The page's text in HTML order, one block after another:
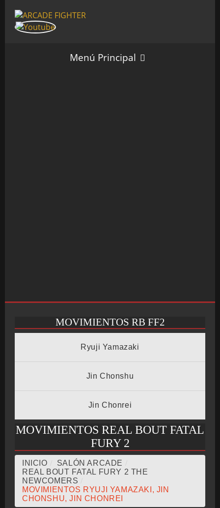
Menú Principal
INICIO
SALÓN ARCADE
GALERÍAS
CRONOLOGÍA
MOVIMIENTOS RB FF2
Ryuji Yamazaki
Jin Chonshu
Jin Chonrei
MOVIMIENTOS REAL BOUT FATAL
FURY 2
INICIO SALÓN ARCADE
REAL BOUT FATAL FURY 2 THE
NEWCOMERS
MOVIMIENTOS RYUJI YAMAZAKI, JIN
CHONSHU, JIN CHONREI